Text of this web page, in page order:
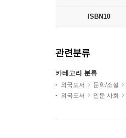
ISBN10
관련분류
카테고리 분류
외국도서 문학/소설
외국도서
인문 사회